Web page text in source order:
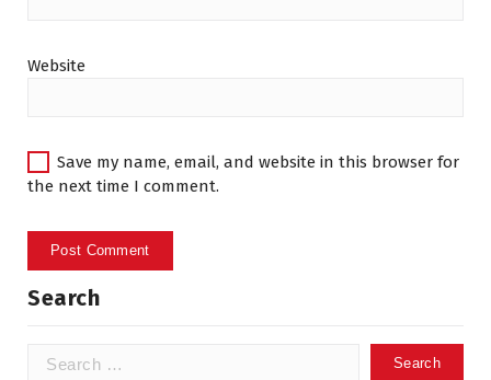
Website
Save my name, email, and website in this browser for
the next time I comment.
Search
Search